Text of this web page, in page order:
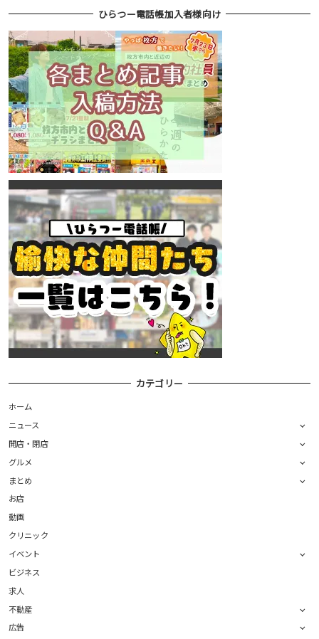
ひらつー電話帳加入者様向け
カテゴリー
ホーム
ニュース
開店・閉店
グルメ
まとめ
お店
動画
クリニック
イベント
ビジネス
求人
不動産
広告